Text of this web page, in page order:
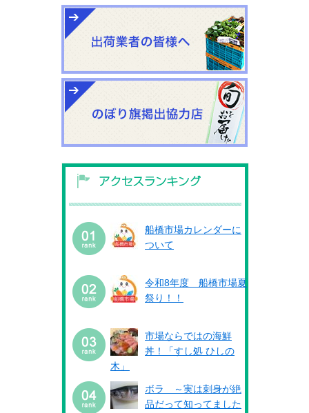
船橋市場カレンダーに
ついて
令和8年度 船橋市場夏
祭り！！
市場ならではの海鮮
丼！「すし処 ひしの
木」
ボラ ～実は刺身が絶
品だって知ってました